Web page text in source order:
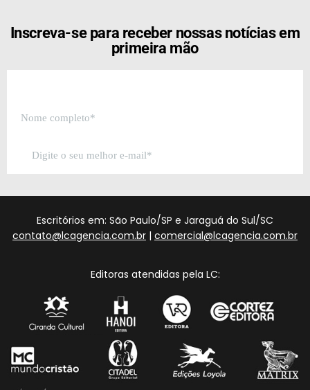
Inscreva-se para receber nossas notícias em
primeira mão
Escritórios em: São Paulo/SP e Jaraguá do Sul/SC
contato@lcagencia.com.br | comercial@lcagencia.com.br
Editoras atendidas pela LC: